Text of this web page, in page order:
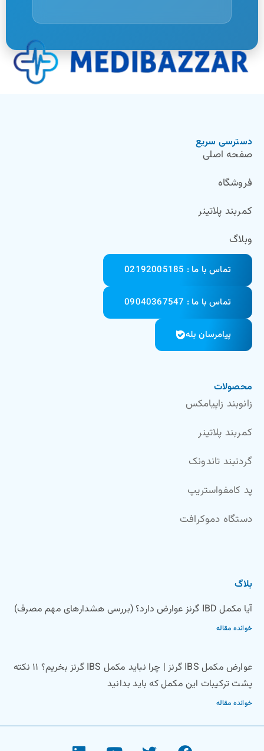
دسترسی سریع
صفحه اصلی
فروشگاه
کمربند پلاتینر
وبلاگ
تماس با ما : 02192005185
تماس با ما : 09040367547
پیامرسان بله
محصولات
زانوبند زاپیامکس
کمربند پلاتینر
گردنبند تاندونک
پد کامفواستریپ
دستگاه دموکرافت
بلاگ
آیا مکمل IBD گرنز عوارض دارد؟ (بررسی هشدارهای مهم مصرف)
خوانده مقاله
عوارض مکمل IBS گرنز | چرا نباید مکمل IBS گرنز بخریم؟ ۱۱ نکته
پشت ترکیبات این مکمل که باید بدانید
خوانده مقاله